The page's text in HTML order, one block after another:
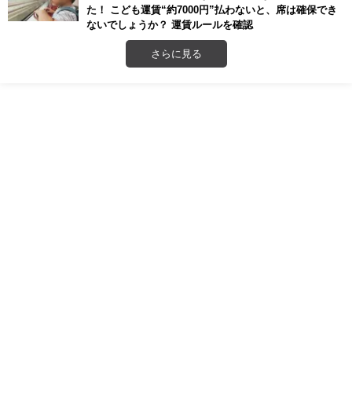
た！ こども運賃“約7000円”払わないと、席は確保でき
ないでしょうか？ 運賃ルールを確認
さらに見る